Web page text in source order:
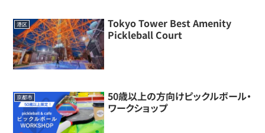
港区
Tokyo Tower Best Amenity
Pickleball Court
京都市
50歳以上の方向けピックルボール・
ワークショップ